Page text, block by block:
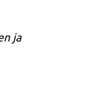
ja